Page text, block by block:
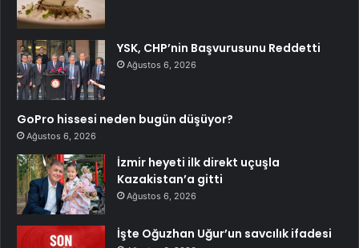
YSK, CHP’nin Başvurusunu Reddetti
Ağustos 6, 2026
GoPro hissesi neden bugün düşüyor?
Ağustos 6, 2026
İzmir heyeti ilk direkt uçuşla
Kazakistan’a gitti
Ağustos 6, 2026
İşte Oğuzhan Uğur’un savcılık ifadesi